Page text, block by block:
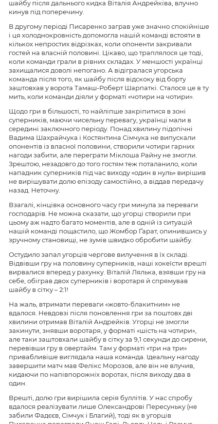
шайбу після дальнього кидка Віталія Андрейківа, влучно
кинув під поперечину.
В другому періоді Писаренко заграв уже значно спокійніше
і ця холоднокровність допомогла нашій команді встояти в
кількох непростих відрізках, коли опоненти закривали
гостей на власній половині. Цікаво, що траплялося це тоді,
коли команди грали в рівних складах. У меншості українці
захищалися доволі непогано. А відігралася угорська
команда після того, як шайбу після відскоку від борту
заштовхав у ворота Тамаш-Роберт Шарпаткі. Сталося це в ту
мить, коли команди діяли у форматі «чотири на чотири».
Щодо гри в більшості, то найліпше закріпитися в зоні
суперників, маючи чисельну перевагу, українці мали в
середині заключного періоду. Понад хвилину підопічні
Вадима Шахрайчука і Костянтина Сімчука не випускали
опонентів із власної половини, створили чотири гарних
нагоди забити, але переграти Міклоша Райну не змогли.
Зрештою, незадовго до того гостям теж поталанило, коли
нападник суперників під час виходу «один в нуль» вирішив
не вирішувати долю епізоду самостійно, а віддав передачу
назад. Неточну.
Взагалі, кінцівка основного часу гри минула за переваги
господарів. Не можна сказати, що угорці створили при
цьому аж надто багато моментів, але в одній із ситуацій
нашій команді пощастило, що Жомбор Ґарат, опинившись у
зручному становищі, не зумів швидко обробити шайбу.
Остудило запал угорців чергове вилучення в їх складі.
Відвівши гру на половину суперників, наші хокеїсти врешті
вирвалися вперед у рахунку. Віталій Лялька, взявши гру на
себе, обіграв двох суперників і воротаря й спрямував
шайбу в сітку – 2:1!
На жаль, втримати переваги «жовто-блакитним» не
вдалося. Невдовзі після поновлення гри за поштовх дві
хвилини отримав Віталій Андрейків. Угорці не змогли
закинути, знявши воротаря, у форматі «шість на чотири»,
але таки заштовхали шайбу в сітку за 9,1 секунди до сирени,
перевівши гру в овертайм. Там у форматі «три на три»
привабливіше виглядала наша команда. Ідеальну нагоду
завершити матч мав Фелікс Морозов, але він не влучив,
кидаючи по напівпорожніх воротах, після виходу два в
один.
Врешті, долю гри вирішила серія буллітів. У нас спробу
вдалося реалізувати лише Олександрові Пересуньку (не
забили Фадєєв, Сімчук і Благий), тоді як в угорців